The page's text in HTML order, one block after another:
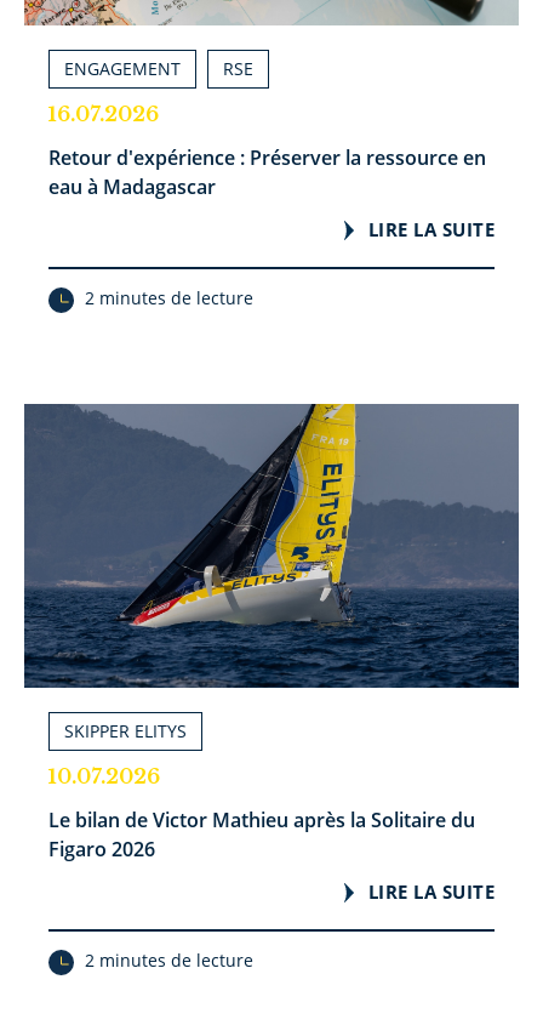
ENGAGEMENT RSE
16.07.2026
Retour d'expérience : Préserver la ressource en
eau à Madagascar
LIRE LA SUITE
2 minutes de lecture
SKIPPER ELITYS
10.07.2026
Le bilan de Victor Mathieu après la Solitaire du
Figaro 2026
LIRE LA SUITE
2 minutes de lecture